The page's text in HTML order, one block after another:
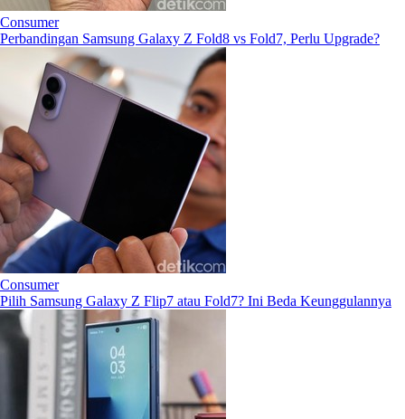
Consumer
Perbandingan Samsung Galaxy Z Fold8 vs Fold7, Perlu Upgrade?
Consumer
Pilih Samsung Galaxy Z Flip7 atau Fold7? Ini Beda Keunggulannya